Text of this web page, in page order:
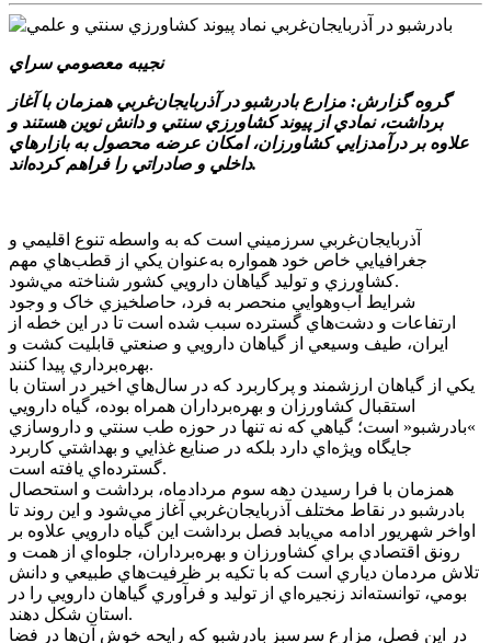
نجيبه معصومي سراي
گروه گزارش: مزارع بادرشبو در آذربايجان‌غربي همزمان با آغاز
برداشت، نمادي از پيوند کشاورزي سنتي و دانش نوين هستند و
علاوه بر درآمدزايي کشاورزان، امکان عرضه محصول به بازارهاي
داخلي و صادراتي را فراهم کرده‌اند.
آذربايجان‌غربي سرزميني است که به واسطه تنوع اقليمي و
جغرافيايي خاص خود همواره به‌عنوان يکي از قطب‌هاي مهم
کشاورزي و توليد گياهان دارويي کشور شناخته مي‌شود.
شرايط آب‌وهوايي منحصر به فرد، حاصلخيزي خاک و وجود
ارتفاعات و دشت‌هاي گسترده سبب شده است تا در اين خطه از
ايران، طيف وسيعي از گياهان دارويي و صنعتي قابليت کشت و
بهره‌برداري پيدا کنند.
يکي از گياهان ارزشمند و پرکاربرد که در سال‌هاي اخير در استان با
استقبال کشاورزان و بهره‌برداران همراه بوده، گياه دارويي
»بادرشبو« است؛ گياهي که نه تنها در حوزه طب سنتي و داروسازي
جايگاه ويژه‌اي دارد بلکه در صنايع غذايي و بهداشتي کاربرد
گسترده‌اي يافته است.
همزمان با فرا رسيدن دهه سوم مردادماه، برداشت و استحصال
بادرشبو در نقاط مختلف آذربايجان‌غربي آغاز مي‌شود و اين روند تا
اواخر شهريور ادامه مي‌يابد فصل برداشت اين گياه دارويي علاوه بر
رونق اقتصادي براي کشاورزان و بهره‌برداران، جلوه‌اي از همت و
تلاش مردمان دياري است که با تکيه بر ظرفيت‌هاي طبيعي و دانش
بومي، توانسته‌اند زنجيره‌اي از توليد و فرآوري گياهان دارويي را در
استان شکل دهند.
در اين فصل، مزارع سرسبز بادرشبو که رايحه خوش آن‌ها در فضا